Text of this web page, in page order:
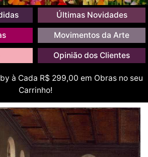
Últimas Novidades
Movimentos da Arte
Opinião dos Clientes
à Cada R$ 299,00 em Obras no seu
Carrinho!